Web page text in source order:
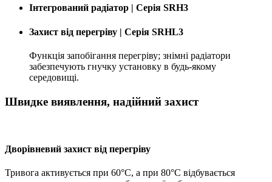
Інтегрований радіатор | Серія SRH3
Захист від перегріву | Серія SRHL3
Функція запобігання перегріву; знімні радіатори
забезпечують гнучку установку в будь-якому
середовищі.
Швидке виявлення, надійний захист
Дворівневий захист від перегріву
Тривога активується при 60°C, а при 80°C відбувається